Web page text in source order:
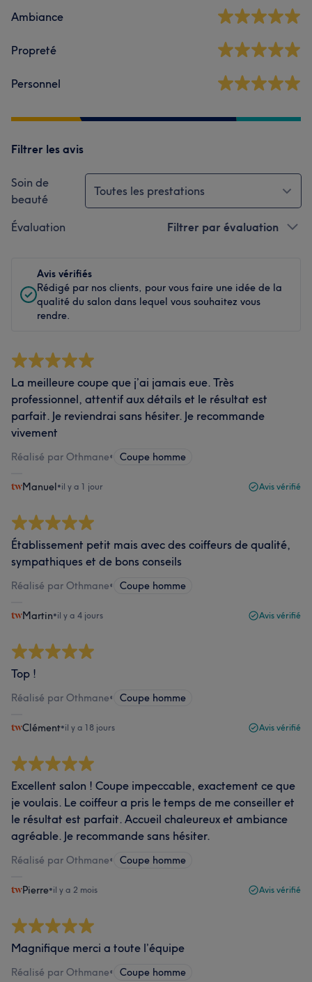
Ambiance
Propreté
Personnel
Filtrer les avis
Soin de
beauté
Toutes les prestations
Évaluation Filtrer par évaluation
Avis vérifiés
Rédigé par nos clients, pour vous faire une idée de la
qualité du salon dans lequel vous souhaitez vous
rendre.
La meilleure coupe que j’ai jamais eue. Très
professionnel, attentif aux détails et le résultat est
parfait. Je reviendrai sans hésiter. Je recommande
vivement
Réalisé par Othmane• Coupe homme
Manuel•il y a 1 jour Avis vérifié
Établissement petit mais avec des coiffeurs de qualité,
sympathiques et de bons conseils
Réalisé par Othmane• Coupe homme
Martin•il y a 4 jours Avis vérifié
Top !
Réalisé par Othmane• Coupe homme
Clément•il y a 18 jours Avis vérifié
Excellent salon ! Coupe impeccable, exactement ce que
je voulais. Le coiffeur a pris le temps de me conseiller et
le résultat est parfait. Accueil chaleureux et ambiance
agréable. Je recommande sans hésiter.
Réalisé par Othmane• Coupe homme
Pierre•il y a 2 mois Avis vérifié
Magnifique merci a toute l’équipe
Réalisé par Othmane• Coupe homme